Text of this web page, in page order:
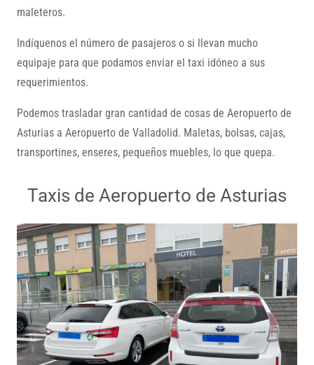
maleteros.
Indíquenos el número de pasajeros o si llevan mucho
equipaje para que podamos enviar el taxi idóneo a sus
requerimientos.
Podemos trasladar gran cantidad de cosas de Aeropuerto de
Asturias a Aeropuerto de Valladolid. Maletas, bolsas, cajas,
transportines, enseres, pequeños muebles, lo que quepa.
Taxis de Aeropuerto de Asturias